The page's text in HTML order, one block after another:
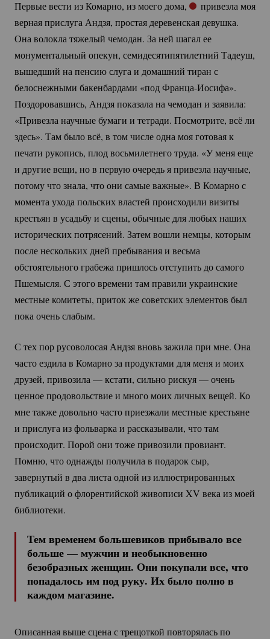
Первые вести из Комарно, из моего дома,
привезла моя
верная прислуга Андзя, простая деревенская девушка.
Она волокла тяжелый чемодан. За ней шагал ее
монументальный опекун, семидесятипятилетний Тадеуш,
вышедший на пенсию слуга и домашний тиран с
белоснежными бакенбардами «подФранца-Иосифа».
Поздоровавшись, Андзя показала на чемодан и заявила:
«Привезла научные бумаги и тетради. Посмотрите, всё ли
здесь». Там было всё, в том числе одна моя готовая к
печати рукопись, плод восьмилетнего труда. «У меня еще
и другие вещи, но в первую очередь я привезла научные,
потому что знала, что они самые важные». В Комарно с
момента ухода польских властей происходили визиты
крестьян в усадьбу и сцены, обычные для любых наших
исторических потрясений. Затем вошли немцы, которым
после нескольких дней пребывания и весьма
обстоятельного грабежа пришлось отступить до самого
Пшемысля. С этого времени там правили украинские
местные комитеты, приток же советских элементов был
пока очень слабым.
С тех пор русоволосая Андзя вновь зажила при мне. Она
часто ездила в Комарно за продуктами для меня и моих
друзей, привозила — кстати, сильно рискуя — очень
ценное продовольствие и много моих личных вещей. Ко
мне также довольно часто приезжали местные крестьяне
и прислуга из фольварка и рассказывали, что там
происходит. Порой они тоже привозили провиант.
Помню, что однажды получила в подарок сыр,
завернутый в два листа одной из иллюстрированных
публикаций о флорентийской живописи XV века из моей
библиотеки.
Тем временем большевиков прибывало все
больше — мужчин и необыкновенно
безобразных женщин. Они покупали все, что
попадалось им под руку. Их было полно в
каждом магазине.
Описанная выше сцена с трещоткой повторялась по